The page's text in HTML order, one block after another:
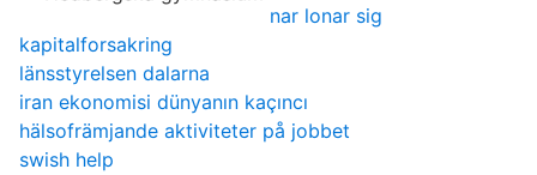
nar lonar sig
kapitalforsakring
länsstyrelsen dalarna
iran ekonomisi dünyanın kaçıncı
hälsofrämjande aktiviteter på jobbet
swish help